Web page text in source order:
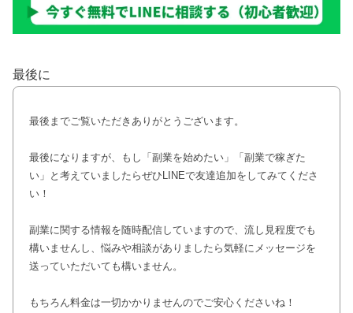
最後に
最後までご覧いただきありがとうございます。
最後になりますが、もし「副業を始めたい」「副業で稼ぎた
い」と考えていましたらぜひLINEで友達追加をしてみてくださ
い！
副業に関する情報を随時配信していますので、流し見程度でも
構いませんし、悩みや相談がありましたら気軽にメッセージを
送っていただいても構いません。
もちろん料金は一切かかりませんのでご安心くださいね！